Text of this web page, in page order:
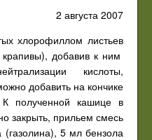
2 августа 2007
хлорофиллом листьев
добавив к ним
кислоты,
добавить на кончике
К полученной кашице в
закрыть, прильем смесь
5 мл бензола